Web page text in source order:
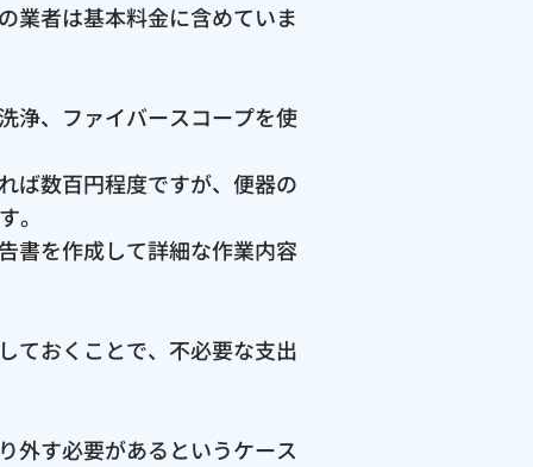
業者は基本料金に含めていま
浄、ファイバースコープを使
ば数百円程度ですが、便器の
。
書を作成して詳細な作業内容
ておくことで、不必要な支出
外す必要があるというケース